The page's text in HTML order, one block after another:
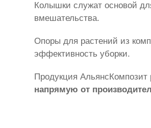
Колышки служат основой
вмешательства.
Опоры для растений из
эффективность уборки.
Продукция АльянсКомпозит
напрямую от